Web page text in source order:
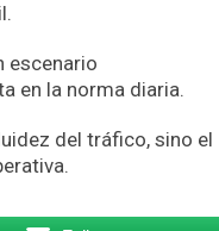
escenario
en la norma diaria.
del tráfico, sino el